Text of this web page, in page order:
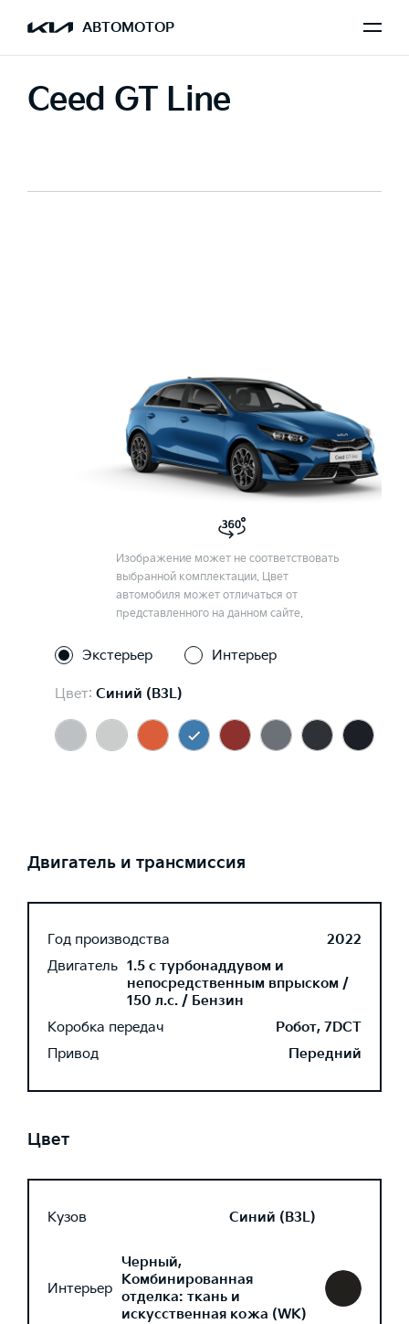
АВТОМОТОР
Ceed GT Line
Изображение может не соответствовать
выбранной комплектации. Цвет
автомобиля может отличаться от
представленного на данном сайте.
Экстерьер Интерьер
Цвет: Синий (B3L)
Двигатель и трансмиссия
Год производства
2022
Двигатель 1.5 с турбонаддувом и
непосредственным впрыском /
150 л.с. / Бензин
Коробка передач
Робот, 7DCT
Привод
Передний
Цвет
Кузов Синий (B3L)
Интерьер
Черный,
Комбинированная
отделка: ткань и
искусственная кожа (WK)